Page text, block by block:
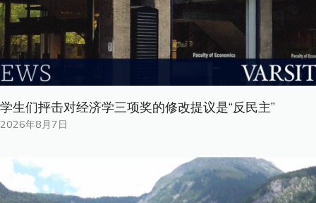
学生们抨击对经济学三项奖的修改提议是“反民主”
2026年8月7日